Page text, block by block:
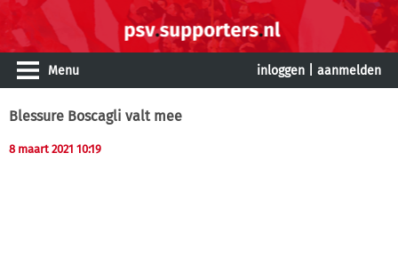
Menu inloggen aanmelden
Blessure Boscagli valt mee
8 maart 2021 10:19